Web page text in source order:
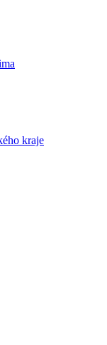
kraje